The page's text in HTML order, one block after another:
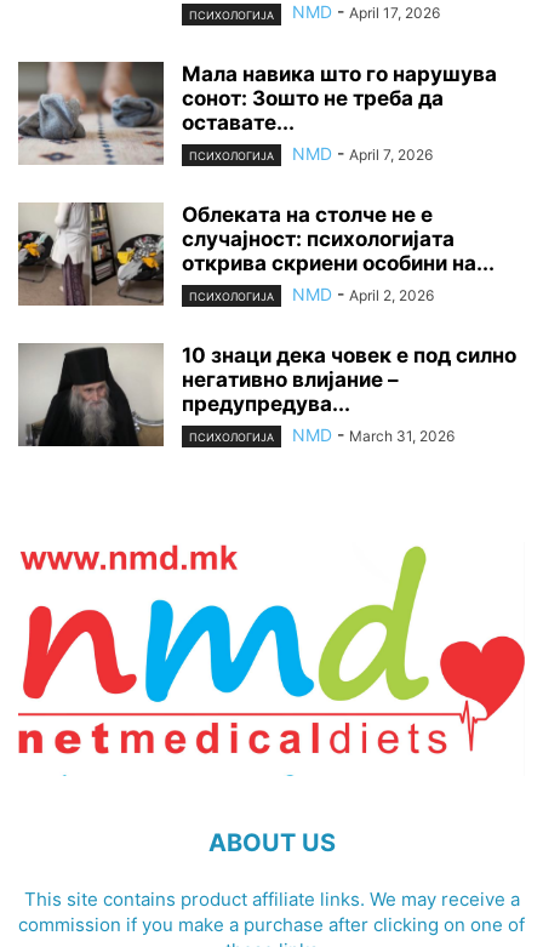
ПСИХОЛОГИЈА NMD - April 17, 2026
Мала навика што го нарушува
сонот: Зошто не треба да
оставате...
ПСИХОЛОГИЈА NMD - April 7, 2026
Облеката на столче не е
случајност: психологијата
открива скриени особини на...
ПСИХОЛОГИЈА NMD - April 2, 2026
10 знаци дека човек е под силно
негативно влијание –
предупредува...
ПСИХОЛОГИЈА NMD - March 31, 2026
ABOUT US
This site contains product affiliate links. We may receive a
commission if you make a purchase after clicking on one of